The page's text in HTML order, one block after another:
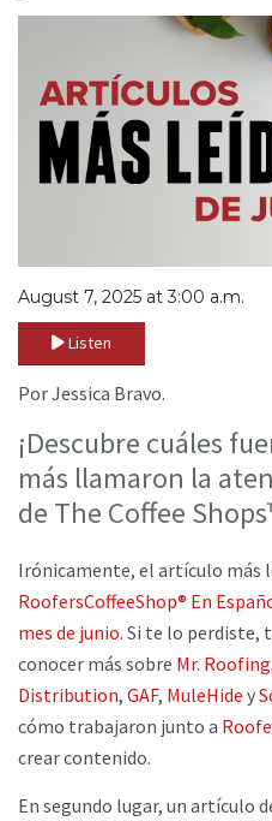
August 7, 2025 at 3:00 a.m.
Listen
Por Jessica Bravo.
¡Descubre cuáles
más llamaron la
de The Coffee
Irónicamente, el artículo más
RoofersCoffeeShop® En
mes de junio. Si te lo perdiste,
conocer más sobre Mr. Roofing
Distribution, GAF, MuleHide y
cómo trabajaron junto a
crear contenido.
En segundo lugar, un artículo